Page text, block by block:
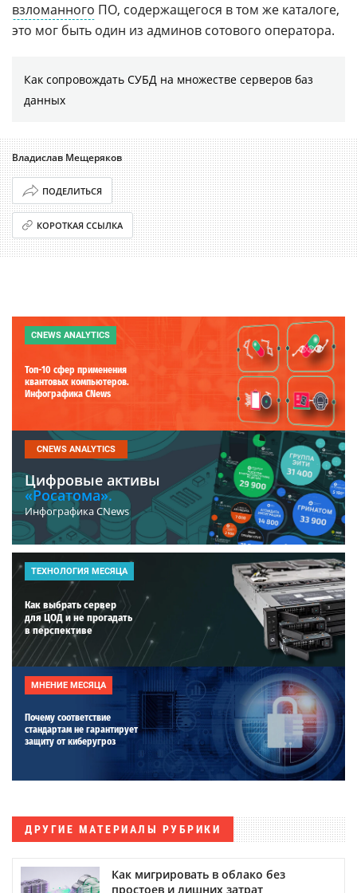
взломанного ПО, содержащегося в том же каталоге,
это мог быть один из админов сотового оператора.
Как сопровождать СУБД на множестве серверов баз
данных
Владислав Мещеряков
ПОДЕЛИТЬСЯ
КОРОТКАЯ ССЫЛКА
CNEWS ANALYTICS
Топ-10 сфер применения
квантовых компьютеров.
Инфографика CNews
CNEWS ANALYTICS
Цифровые активы
«Росатома».
Инфографика CNews
ТЕХНОЛОГИЯ МЕСЯЦА
Как выбрать сервер
для ЦОД и не прогадать
в перспективе
МНЕНИЕ МЕСЯЦА
Почему соответствие
стандартам не гарантирует
защиту от киберугроз
ДРУГИЕ МАТЕРИАЛЫ РУБРИКИ
Как мигрировать в облако без
простоев и лишних затрат